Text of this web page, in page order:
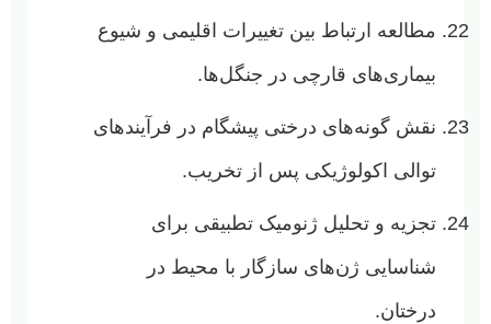
مطالعه ارتباط بین تغییرات اقلیمی و شیوع
بیماری‌های قارچی در جنگل‌ها.
نقش گونه‌های درختی پیشگام در فرآیندهای
توالی اکولوژیکی پس از تخریب.
تجزیه و تحلیل ژنومیک تطبیقی برای
شناسایی ژن‌های سازگار با محیط در
درختان.